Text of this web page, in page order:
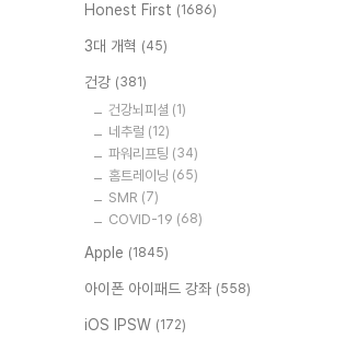
Honest First (1686)
3대 개혁 (45)
건강 (381)
건강뇌피셜 (1)
네추럴 (12)
파워리프팅 (34)
홈트레이닝 (65)
SMR (7)
COVID-19 (68)
Apple (1845)
아이폰 아이패드 강좌 (558)
iOS IPSW (172)